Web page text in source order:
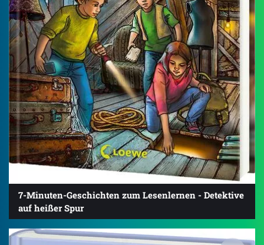
7-Minuten-Geschichten zum Lesenlernen - Detektive
auf heißer Spur